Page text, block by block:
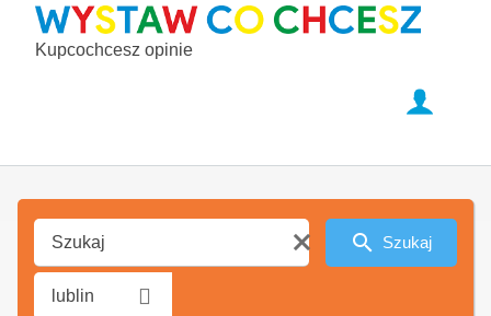
Kupcochcesz opinie
Szukaj